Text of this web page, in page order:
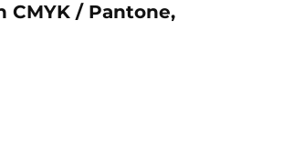
CMYK / Pantone,